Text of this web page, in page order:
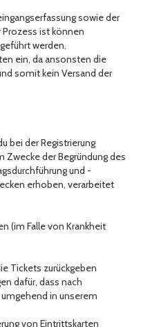
sowie der
ist können
werden.
ein, da ansonsten die
somit kein Versand der
bei der Registrierung
Zwecke der Begründung des
und -
erhoben, verarbeitet
(im Falle von Krankheit
Tickets zurückgeben
dafür, dass nach
in unserem
von Eintrittskarten